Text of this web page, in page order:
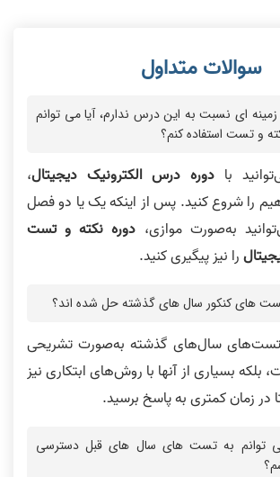
ای نسبت به این درس ندارم، آیا می‌ توانم
و تست استفاده کنم؟
با دوره درس الکترونیک دیجیتال،
را شروع کنید. پس از اینکه یک یا دو فصل
به‌صورت موازی، دوره نکته و تست
را نیز پیگیری کنید.
تست‌ های کنکور سال‌‌ های گذشته حل شده‌ اند؟
تست‌های سال‌های گذشته به‌صورت تشریحی
بسیاری از آنها با روش‌های ابتکاری نیز
در زمان کمتری به پاسخ برسید.
توانم به تست‌ های سال‌‌ های قبل دسترسی